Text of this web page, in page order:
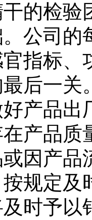
的检
公司的
指标、
后一关
品出
产品质
因产品
规定及
时予以